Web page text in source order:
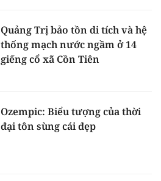
Quảng Trị bảo tồn di tích và hệ
thống mạch nước ngầm ở 14
giếng cổ xã Cồn Tiên
Ozempic: Biểu tượng của thời
đại tôn sùng cái đẹp